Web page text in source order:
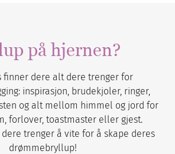
på hjernen?
finner dere alt dere trenger for
inspirasjon, brudekjoler, ringer,
og alt mellom himmel og jord for
forlover, toastmaster eller gjest.
trenger å vite for å skape deres
drømmebryllup!